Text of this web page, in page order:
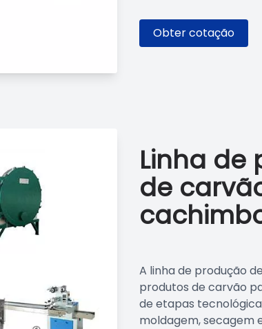
Obter cotação
Linha de
de
A linha de produção
produtos de carvão
de etapas
moldagem, secagem